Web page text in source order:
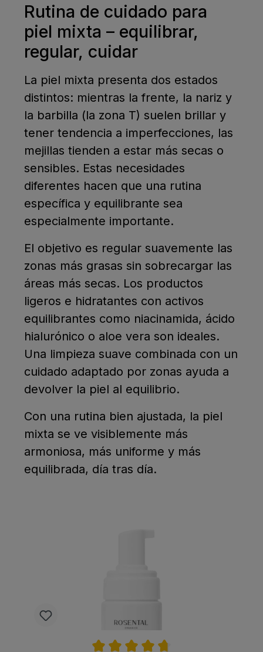
Rutina de cuidado para
piel mixta – equilibrar,
regular, cuidar
La piel mixta presenta dos estados
distintos: mientras la frente, la nariz y
la barbilla (la zona T) suelen brillar y
tener tendencia a imperfecciones, las
mejillas tienden a estar más secas o
sensibles. Estas necesidades
diferentes hacen que una rutina
específica y equilibrante sea
especialmente importante.
El objetivo es regular suavemente las
zonas más grasas sin sobrecargar las
áreas más secas. Los productos
ligeros e hidratantes con activos
equilibrantes como niacinamida, ácido
hialurónico o aloe vera son ideales.
Una limpieza suave combinada con un
cuidado adaptado por zonas ayuda a
devolver la piel al equilibrio.
Con una rutina bien ajustada, la piel
mixta se ve visiblemente más
armoniosa, más uniforme y más
equilibrada, día tras día.